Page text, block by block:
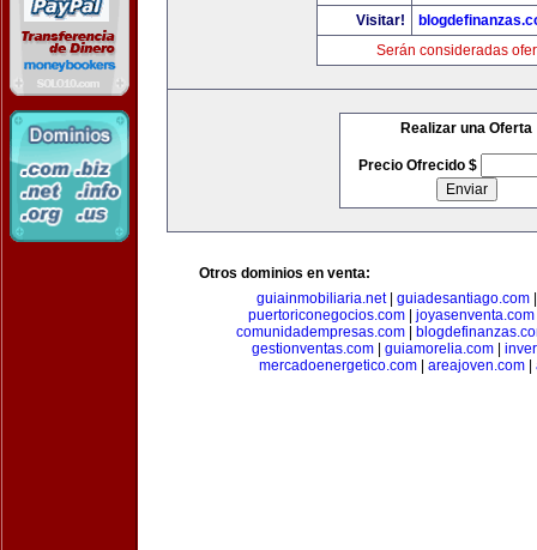
Visitar!
Serán consideradas
Realizar una Oferta
Precio Ofrecido $
Otros dominios en venta:
guiainmobiliaria.net| guiadesantiago.com
puertoriconegocios.com
joyasenventa.com
comunidadempresas.com|
gestionventas.com| guiamorelia.com|
mercadoenergetico.com| areajoven.com|